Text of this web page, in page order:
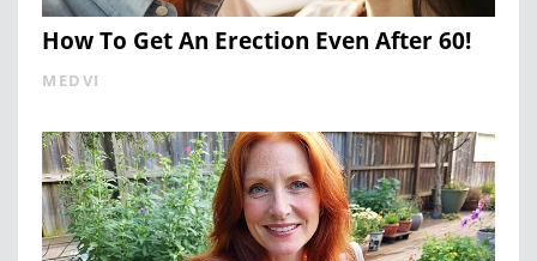
How To Get An Erection Even After 60!
MEDVI